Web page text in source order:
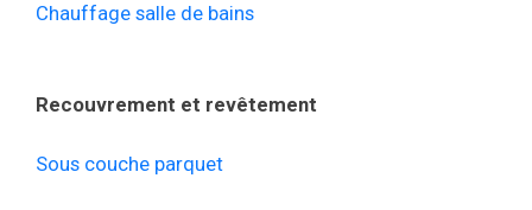
Chauffage salle de bains
Recouvrement et revêtement
Sous couche parquet